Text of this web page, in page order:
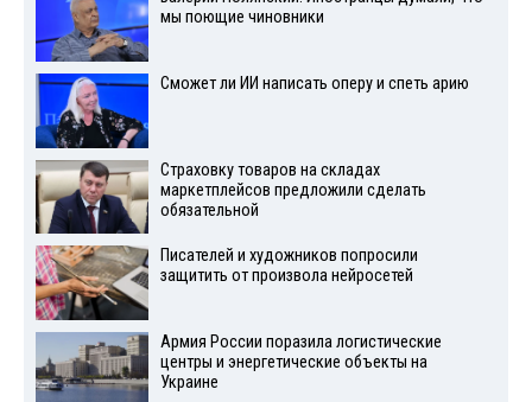
мы поющие чиновники
Сможет ли ИИ написать оперу и спеть арию
Страховку товаров на складах
маркетплейсов предложили сделать
обязательной
Писателей и художников попросили
защитить от произвола нейросетей
Армия России поразила логистические
центры и энергетические объекты на
Украине